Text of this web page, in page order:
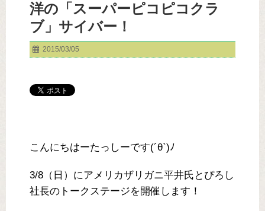
洋の「スーパーピコピコクラ
ブ」サイバー！
2015/03/05
こんにちはーたっしーです(´θ`)ﾉ
3/8（日）にアメリカザリガニ平井氏とぴろし
社長のトークステージを開催します！